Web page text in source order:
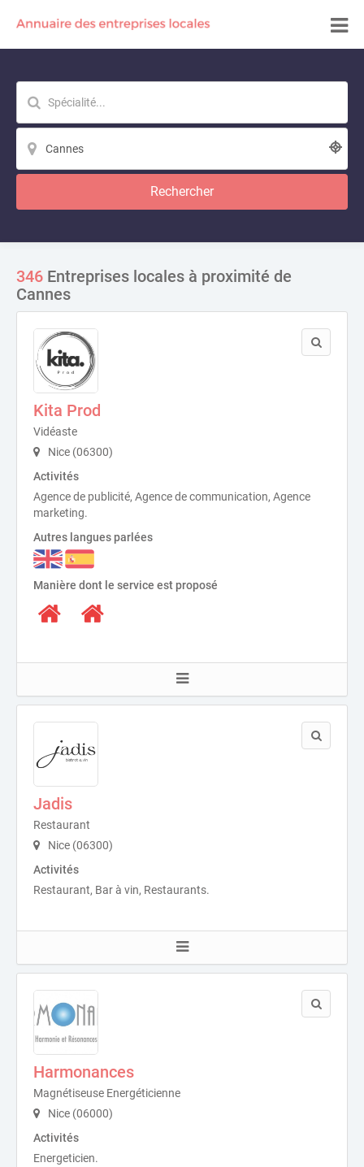
Rechercher
346 Entreprises locales à proximité de
Cannes
Kita Prod
Vidéaste
Nice (06300)
Activités
Agence de publicité, Agence de communication, Agence
marketing.
Autres langues parlées
Manière dont le service est proposé
Jadis
Restaurant
Nice (06300)
Activités
Restaurant, Bar à vin, Restaurants.
Harmonances
Magnétiseuse Energéticienne
Nice (06000)
Activités
Energeticien.